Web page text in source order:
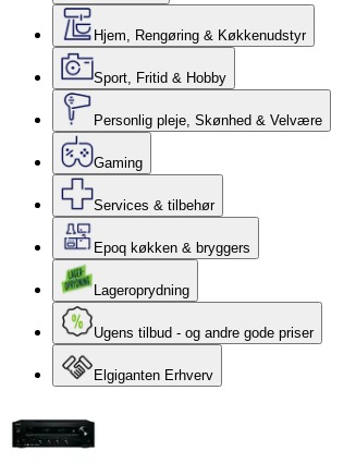
Hjem, Rengøring & Køkkenudstyr
Sport, Fritid & Hobby
Personlig pleje, Skønhed & Velvære
Gaming
Services & tilbehør
Epoq køkken & bryggers
Lageroprydning
Ugens tilbud - og andre gode priser
Elgiganten Erhverv